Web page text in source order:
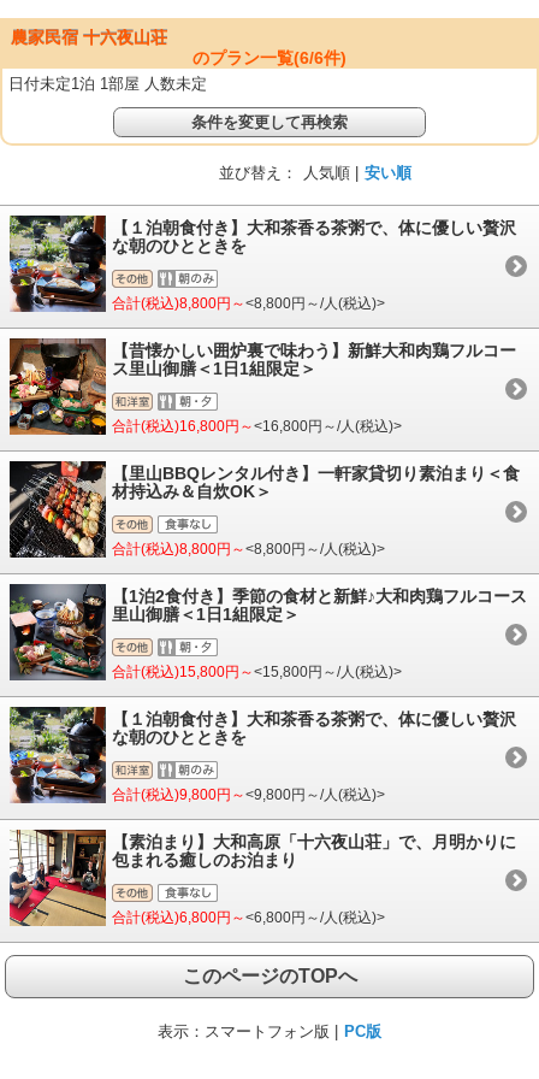
農家民宿 十六夜山荘
のプラン一覧(6/6件)
日付未定1泊 1部屋 人数未定
条件を変更して再検索
並び替え： 人気順 | 安い順
【１泊朝食付き】大和茶香る茶粥で、体に優しい贅沢
な朝のひとときを
合計(税込)8,800円～<8,800円～/人(税込)>
【昔懐かしい囲炉裏で味わう】新鮮大和肉鶏フルコー
ス里山御膳＜1日1組限定＞
合計(税込)16,800円～<16,800円～/人(税込)>
【里山BBQレンタル付き】一軒家貸切り素泊まり＜食
材持込み＆自炊OK＞
合計(税込)8,800円～<8,800円～/人(税込)>
【1泊2食付き】季節の食材と新鮮♪大和肉鶏フルコース
里山御膳＜1日1組限定＞
合計(税込)15,800円～<15,800円～/人(税込)>
【１泊朝食付き】大和茶香る茶粥で、体に優しい贅沢
な朝のひとときを
合計(税込)9,800円～<9,800円～/人(税込)>
【素泊まり】大和高原「十六夜山荘」で、月明かりに
包まれる癒しのお泊まり
合計(税込)6,800円～<6,800円～/人(税込)>
このページのTOPへ
表示： スマートフォン版 | PC版